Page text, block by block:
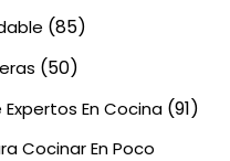
(85)
(50)
En Cocina(91)
Cocinar En Poco